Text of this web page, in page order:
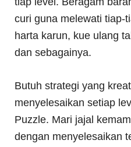
curi guna melewati tiap-
harta karun, kue ulang
dan sebagainya.
Butuh strategi yang
menyelesaikan setiap
Puzzle. Mari jajal
dengan menyelesaikan